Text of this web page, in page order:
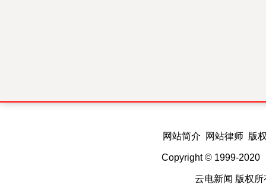
网站简介 网站律师 版
Copyright © 1999-
云电新闻 版权